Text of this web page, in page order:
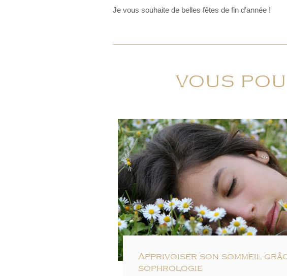
Je vous souhaite de belles fêtes de fin d’année !
VOUS
Apprivoiser son sommeil
sophrologie